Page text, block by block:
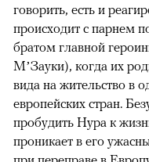
говорить, есть и
происходит с парнем
братом главной
М’Зауки), когда их
вида на жительство в
европейских стран.
пробудить Нура к
проникает в его